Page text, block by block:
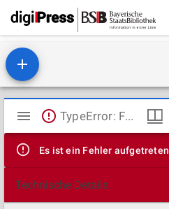
Mirador
Viewer
TypeError: Failed to fetch
Es ist ein Fehler aufgetreten
Technische Details